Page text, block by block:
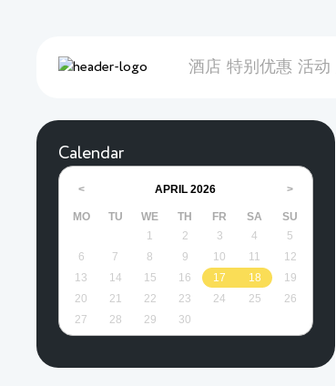
酒店 特别优惠 活动
Calendar
< APRIL 2026 >
MO TU WE TH FR SA
SU
1
2 3 4
5
6
7 8 9 10 11
12
13
14 15 16 17 18
19
20
21 22 23 24 25
26
27
28 29 30